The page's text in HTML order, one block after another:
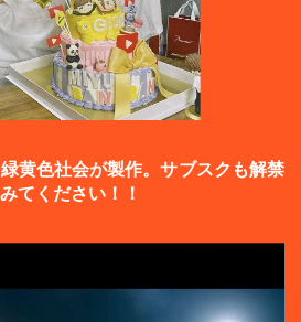
黄色社会が製作。サブスクも解禁
てください！！